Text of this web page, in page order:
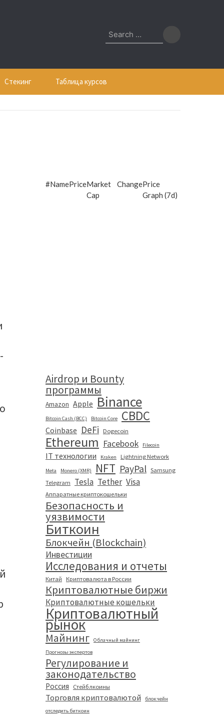
Search
for:
Стекинг Таблица курсов
#NamePriceMarket
Cap
ChangePrice
Graph (7d)
Airdrop и Bounty
программы
Amazon Apple Binance
Bitcoin Cash (BCC) Bitcoin Core CBDC
Coinbase DeFi Dogecoin
Ethereum Facebook Filecoin
IT технологии Kraken Lightning Network
Meta Monero (XMR) NFT PayPal Samsung
Telegram
Tesla Tether Visa
Аппаратные криптокошельки
Безопасность и
уязвимости
Биткоин
Блокчейн (Blockchain)
Инвестиции
Исследования и отчеты
Китай Криптовалюта в России
Криптовалютные биржи
Криптовалютные кошельки
Криптовалютный
рынок
Майнинг
Облачный майнинг
Прогнозы экспертов
Регулирование и
законодательство
Россия Стейблкоины
Торговля криптовалютой
блокчейн
отследить биткоин